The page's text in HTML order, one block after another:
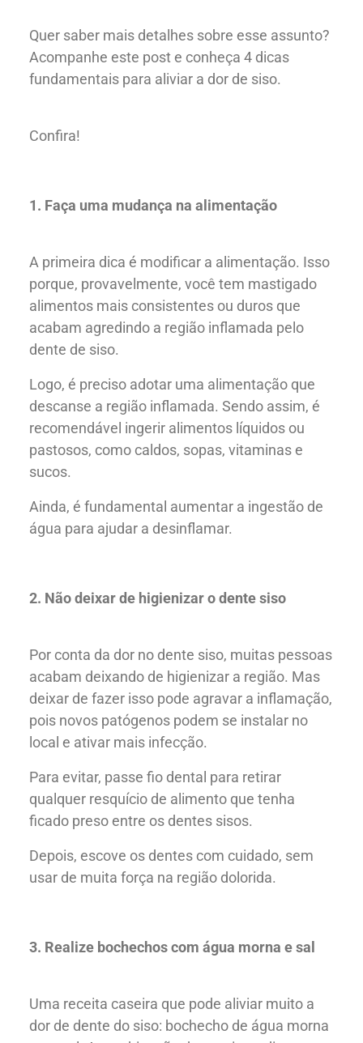
Quem Somos
Quer saber mais detalhes sobre esse assunto?
Acompanhe este post e conheça 4 dicas
fundamentais para aliviar a dor de siso.
Confira!
1. Faça uma mudança na alimentação
A primeira dica é modificar a alimentação. Isso
porque, provavelmente, você tem mastigado
alimentos mais consistentes ou duros que
acabam agredindo a região inflamada pelo
dente de siso.
Logo, é preciso adotar uma alimentação que
descanse a região inflamada. Sendo assim, é
recomendável ingerir alimentos líquidos ou
pastosos, como caldos, sopas, vitaminas e
sucos.
Ainda, é fundamental aumentar a ingestão de
água para ajudar a desinflamar.
2. Não deixar de higienizar o dente siso
Por conta da dor no dente siso, muitas pessoas
acabam deixando de higienizar a região. Mas
deixar de fazer isso pode agravar a inflamação,
pois novos patógenos podem se instalar no
local e ativar mais infecção.
Para evitar, passe fio dental para retirar
qualquer resquício de alimento que tenha
ficado preso entre os dentes sisos.
Depois, escove os dentes com cuidado, sem
usar de muita força na região dolorida.
3. Realize bochechos com água morna e sal
Uma receita caseira que pode aliviar muito a
dor de dente do siso: bochecho de água morna